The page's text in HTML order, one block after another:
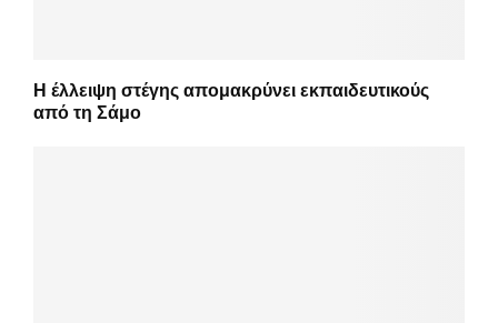
Η έλλειψη στέγης απομακρύνει εκπαιδευτικούς
από τη Σάμο